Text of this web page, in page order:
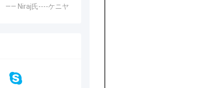
—— Niraj氏----ケニヤ